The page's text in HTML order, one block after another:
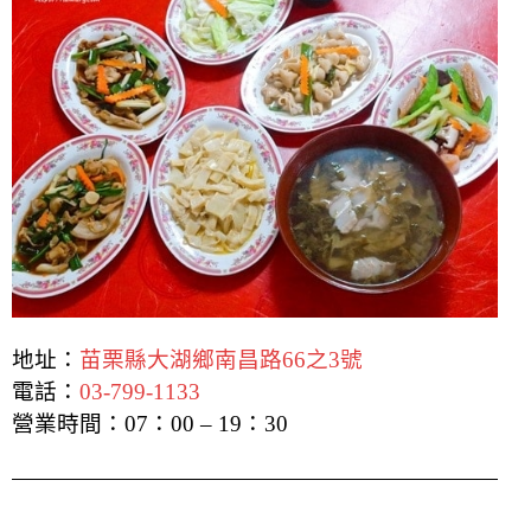
地址： 苗栗縣大湖鄉南昌路66之3號
電話： 03-799-1133
營業時間：07：00 – 19：30